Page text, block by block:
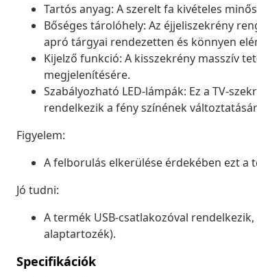
Tartós anyag: A szerelt fa kivételes
Bőséges tárolóhely: Az éjjeliszekrény
apró tárgyai rendezetten és könnyen
Kijelző funkció: A kisszekrény masszív
megjelenítésére.
Szabályozható LED-lámpák: Ez a TV-
rendelkezik a fény színének
Figyelem:
A felborulás elkerülése érdekében ezt a
Jó tudni:
A termék USB-csatlakozóval
alaptartozék).
Specifikációk